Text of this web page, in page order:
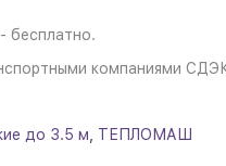
бесплатно.
компаниями
до 3.5 м ТЕПЛОМАШ